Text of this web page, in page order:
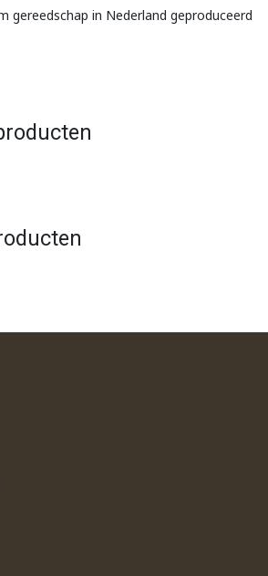
gereedschap in Nederland geproduceerd